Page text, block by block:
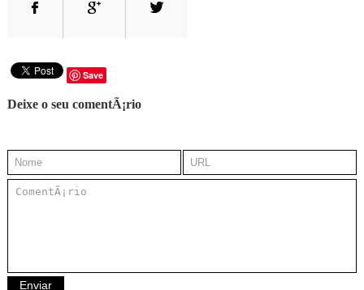
Save
Deixe o seu comentÃ¡rio